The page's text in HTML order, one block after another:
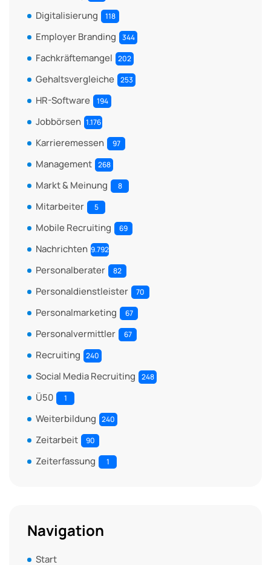
Digitalisierung 118
Employer Branding 344
Fachkräftemangel 202
Gehaltsvergleiche 253
HR-Software 194
Jobbörsen 1.176
Karrieremessen 97
Management 268
Markt & Meinung 8
Mitarbeiter 5
Mobile Recruiting 69
Nachrichten 9.792
Personalberater 82
Personaldienstleister 70
Personalmarketing 67
Personalvermittler 67
Recruiting 240
Social Media Recruiting 248
Ü50 1
Weiterbildung 240
Zeitarbeit 90
Zeiterfassung 1
Navigation
Start